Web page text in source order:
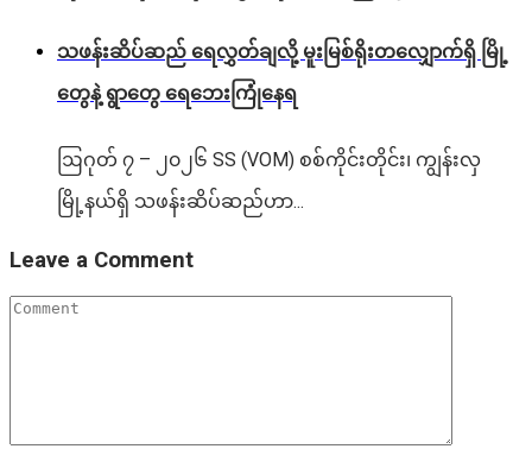
သဖန်းဆိပ်ဆည် ရေလွှတ်ချလို့ မူးမြစ်ရိုးတလျှောက်ရှိ မြို့
တွေနဲ့ ရွာတွေ ရေဘေးကြုံနေရ
ဩဂုတ် ၇ – ၂၀၂၆ SS (VOM) စစ်ကိုင်းတိုင်း၊ ကျွန်းလှ
မြို့နယ်ရှိ သဖန်းဆိပ်ဆည်ဟာ...
Leave a Comment